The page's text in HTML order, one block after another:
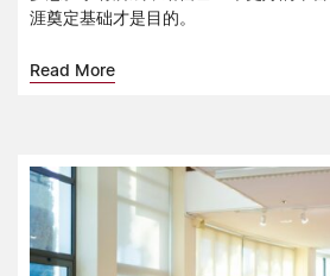
涯奠定基础才是目的。
Read More